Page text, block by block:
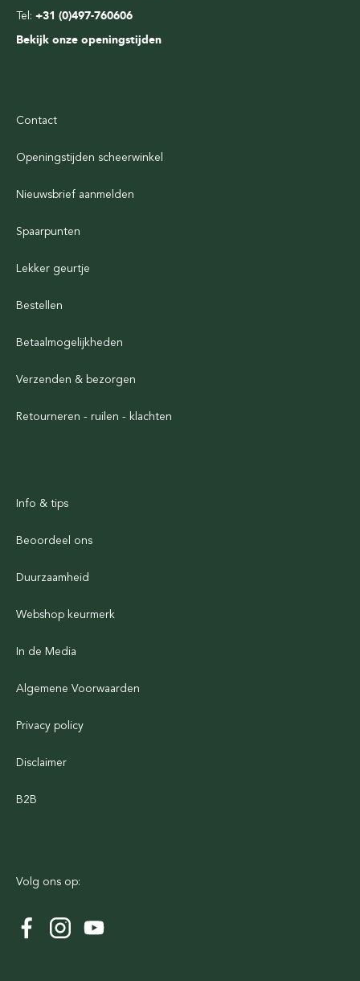
Tel: +31 (0)497-760606
Bekijk onze openingstijden
Contact
Openingstijden scheerwinkel
Nieuwsbrief aanmelden
Spaarpunten
Lekker geurtje
Bestellen
Betaalmogelijkheden
Verzenden & bezorgen
Retourneren - ruilen - klachten
Info & tips
Beoordeel ons
Duurzaamheid
Webshop keurmerk
In de Media
Algemene Voorwaarden
Privacy policy
Disclaimer
B2B
Volg ons op: